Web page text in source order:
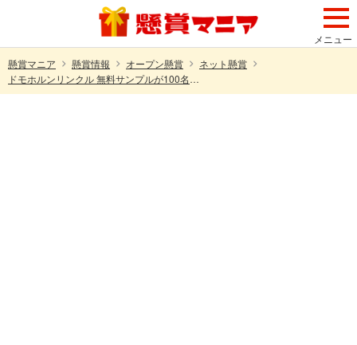
メニュー
懸賞マニア
懸賞情報 オープン懸賞
ネット懸賞
ドモホルンリンクル 無料サンプルが100名様にその場で当たるXキャンペーン